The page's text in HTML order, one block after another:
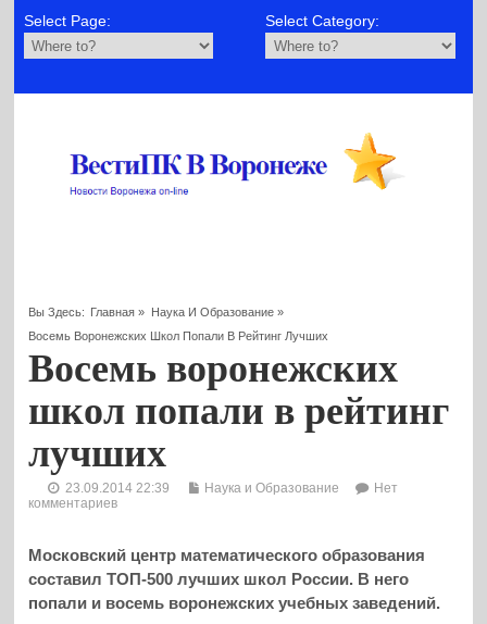
Select Page: Select Category:
Вы Здесь: Главная » Наука И Образование»
Восемь Воронежских Школ Попали В Рейтинг Лучших
Восемь воронежских
школ попали в рейтинг
лучших
23.09.2014 22:39 Наука и Образование
Нет
комментариев
Московский центр математического образования
составил ТОП-500 лучших школ России. В него
попали и восемь воронежских учебных заведений.